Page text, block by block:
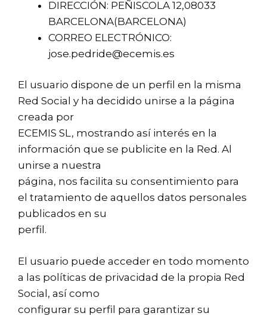
DIRECCIÓN: PEÑISCOLA 12,08033
BARCELONA(BARCELONA)
CORREO ELECTRÓNICO:
jose.pedride@ecemis.es
El usuario dispone de un perfil en la misma
Red Social y ha decidido unirse a la página
creada por
ECEMIS SL, mostrando así interés en la
información que se publicite en la Red. Al
unirse a nuestra
página, nos facilita su consentimiento para
el tratamiento de aquellos datos personales
publicados en su
perfil.
El usuario puede acceder en todo momento
a las políticas de privacidad de la propia Red
Social, así como
configurar su perfil para garantizar su